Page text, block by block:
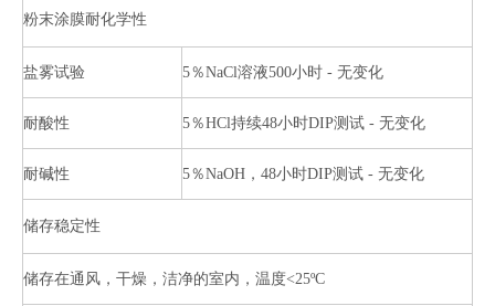
粉末涂膜耐化学性
盐雾试验 5％NaCl溶液500小时 - 无变化
耐酸性 5％HCl持续48小时DIP测试 - 无变化
耐碱性 5％NaOH，48小时DIP测试 - 无变化
储存稳定性
储存在通风，干燥，洁净的室内，温度<25ºC